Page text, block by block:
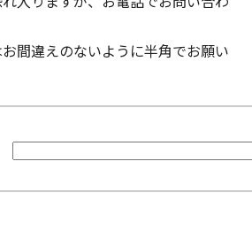
間違えのないように半角でお願い